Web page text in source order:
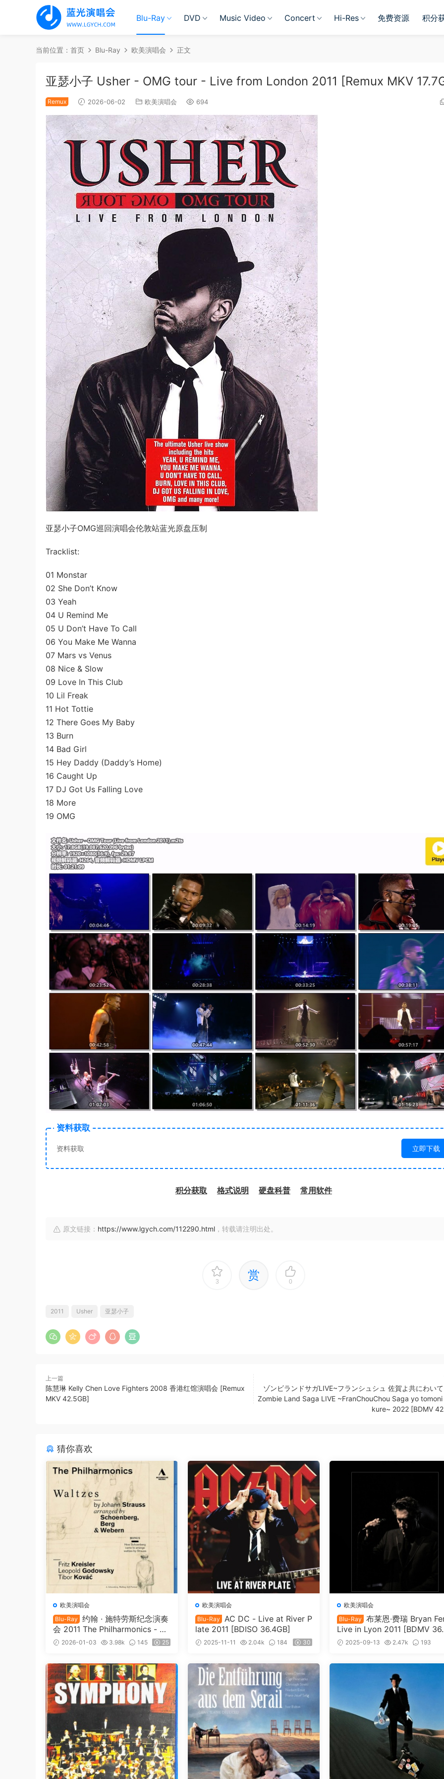
Blu-Ray DVD Music Video Concert Hi-Res 免费资源 积分
当前位置： 首页 Blu-Ray 欧美演唱会 正文
亚瑟小子 Usher - OMG tour - Live from London 2011 [Remux MKV
Remux 2026-06-02 欧美演唱会 694
亚瑟小子OMG巡回演唱会伦敦站蓝光原盘压制
Tracklist:
01 Monstar
02 She Don’t Know
03 Yeah
04 U Remind Me
05 U Don’t Have To Call
06 You Make Me Wanna
07 Mars vs Venus
08 Nice & Slow
09 Love In This Club
10 Lil Freak
11 Hot Tottie
12 There Goes My Baby
13 Burn
14 Bad Girl
15 Hey Daddy (Daddy’s Home)
16 Caught Up
17 DJ Got Us Falling Love
18 More
19 OMG
资料获取
资料获取 立即下载
积分获取 格式说明 硬盘科普 常用软件
原文链接： https://www.lgych.com/112290.html ，转载请注明出处。
3 赏 0
2011 Usher 亚瑟小子
上一篇
陈慧琳 Kelly Chen Love Fighters 2008 香港红馆演唱会 [Remux
MKV 42.5GB]
ゾンビランドサガLIVE~フランシュシュ 佐賀よ共にわい
Zombie Land Saga LIVE ~FranChouChou Saga yo
kure~ 2022 [BDMV
猜你喜欢
欧美演唱会
Blu-Ray
约翰 · 施特劳斯纪念演奏
会 2011 The Philharmonics - W
altzes 2011 [BDISO 20.5GB]
2026-01-03 3.98k 145 25
欧美演唱会
Blu-Ray
AC DC - Live at River P
late 2011 [BDISO 36.4GB]
2025-11-11 2.04k 184 30
欧美演唱会
Blu-Ray
布莱恩·费瑞 Bryan
Live in Lyon 2011 [BDMV
GB]2025-09-13 2.47k
193